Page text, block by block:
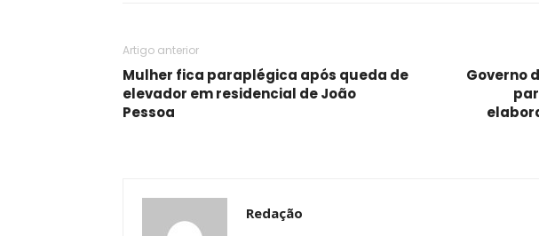
Artigo anterior
Mulher fica paraplégica após queda de
elevador em residencial de João
Pessoa
Governo
Redação